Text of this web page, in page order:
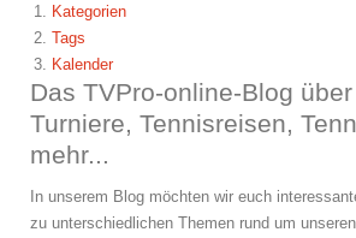
Kategorien
Tags
Kalender
Das TVPro-online-Blog
Turniere, Tennisreisen,
mehr...
In unserem Blog möchten wir euch
zu unterschiedlichen Themen rund um